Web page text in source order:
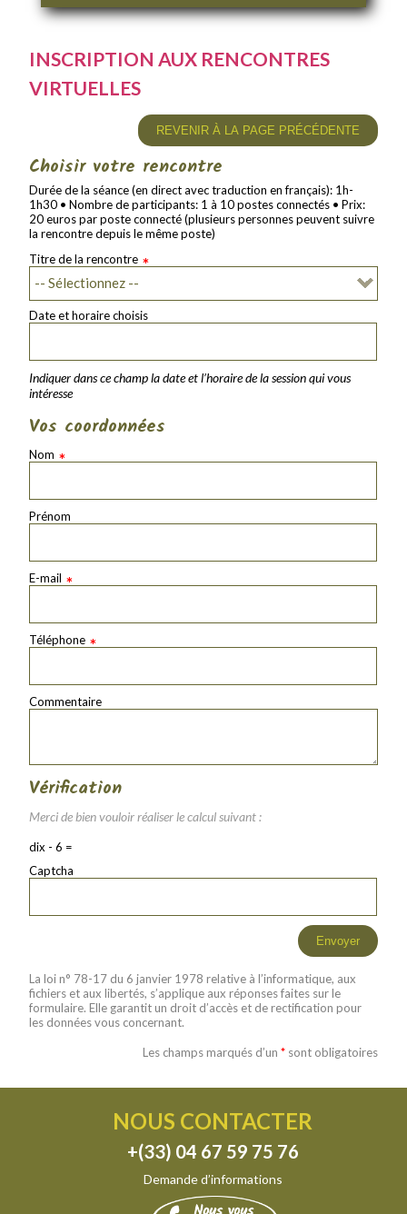
INSCRIPTION AUX RENCONTRES
VIRTUELLES
REVENIR À LA PAGE PRÉCÉDENTE
Choisir votre rencontre
Durée de la séance (en direct avec traduction en français): 1h-
1h30 • Nombre de participants: 1 à 10 postes connectés • Prix:
20 euros par poste connecté (plusieurs personnes peuvent suivre
la rencontre depuis le même poste)
Titre de la rencontre *
Date et horaire choisis
Indiquer dans ce champ la date et l’horaire de la session qui vous
intéresse
Vos coordonnées
Nom *
Prénom
E-mail *
Téléphone *
Commentaire
Vérification
Merci de bien vouloir réaliser le calcul suivant :
dix - 6 =
Captcha
La loi n° 78-17 du 6 janvier 1978 relative à l’informatique, aux
fichiers et aux libertés, s’applique aux réponses faites sur le
formulaire. Elle garantit un droit d’accès et de rectification pour
les données vous concernant.
Les champs marqués d’un *sont obligatoires
NOUS CONTACTER
+(33) 04 67 59 75 76
Demande d’informations